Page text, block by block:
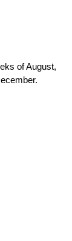
of August,